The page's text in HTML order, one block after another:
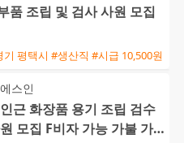
품 조립 및 검사 사원 모집
기 평택시 #생산직 #시급 10,500원
스인
근 화장품 용기 조립 검수
모집 F비자 가능 가불 가